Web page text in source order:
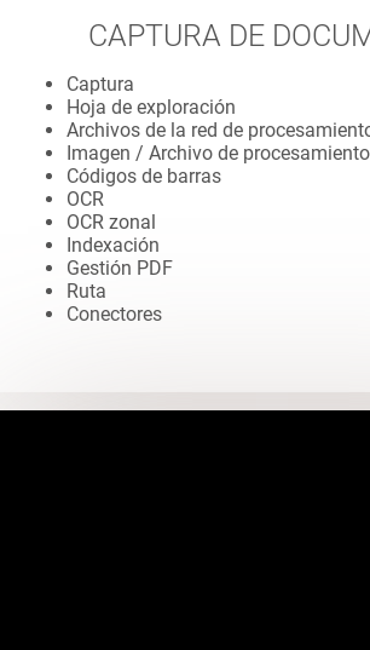
CAPTURA DE
Captura
Hoja de exploración
Archivos de la red de
Imagen / Archivo de procesamiento
Códigos de barras
OCR
OCR zonal
Indexación
Gestión PDF
Ruta
Conectores